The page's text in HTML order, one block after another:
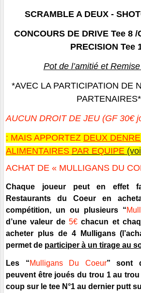
SCRAMBLE A DEUX -
CONCOURS DE DRIVE Tee 8 /
PRECISION Tee
Pot de l’amitié et
*AVEC LA PARTICIPATION DE
PARTENAIRES*
AUCUN DROIT DE JEU (GF 30€
: MAIS APPORTEZ DEUX
ALIMENTAIRES PAR EQUIPE
ACHAT DE « MULLIGANS DU
Chaque joueur peut en effet
Restaurants du Coeur en
compétition, un ou plusieurs “
d ’une valeur de5€chacun et
acheter plus de 4 Mulligans
permet de participer à un tirage au
Les “Mulligans Du Coeur” sont
peuvent être joués du trou 1 au
coup sur le tee N°1 au dernier putt